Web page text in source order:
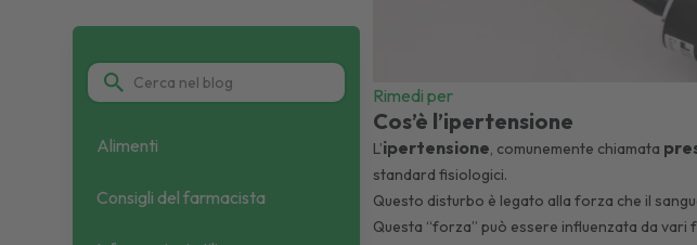
Alimenti
Consigli del farmacista
Rimedi per
Cos’è l’ipertensione
L’ipertensione, comunemente chiamata
standard fisiologici.
Questo disturbo è legato alla forza che il
Questa “forza” può essere influenzata da